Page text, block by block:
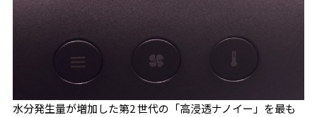
水分発生量が増加した第2 世代の「高浸透ナノイー」を最も